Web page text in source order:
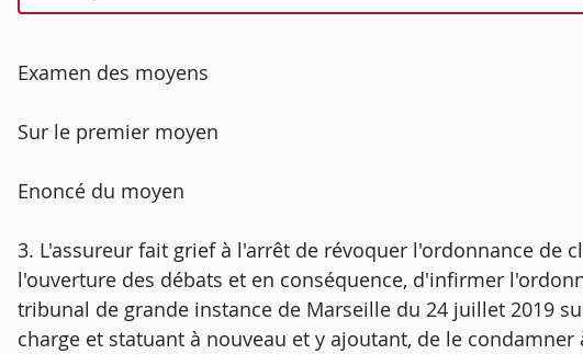
Examen des moyens
Sur le premier moyen
Enoncé du moyen
3. L'assureur fait grief à l'arrêt de révoquer l'ordonnance de
l'ouverture des débats et en conséquence, d'infirmer
tribunal de grande instance de Marseille du 24 juillet 2019
charge et statuant à nouveau et y ajoutant, de le